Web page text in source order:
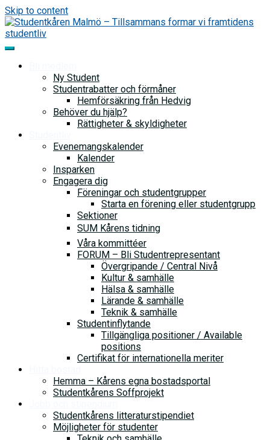
Skip to content
Ny Student
Studentrabatter och förmåner
Hemförsäkring från Hedvig
Behöver du hjälp?
Rättigheter & skyldigheter
Evenemangskalender
Kalender
Insparken
Engagera dig
Föreningar och studentgrupper
Starta en förening eller studentgrupp
Sektioner
SUM Kårens tidning
Våra kommittéer
FORUM – Bli Studentrepresentant
Övergripande / Central Nivå
Kultur & samhälle
Hälsa & samhälle
Lärande & samhälle
Teknik & samhälle
Studentinflytande
Tillgängliga positioner / Available
positions
Certifikat för internationella meriter
Hemma – Kårens egna bostadsportal
Studentkårens Soffprojekt
Studentkårens litteraturstipendiet
Möjligheter för studenter